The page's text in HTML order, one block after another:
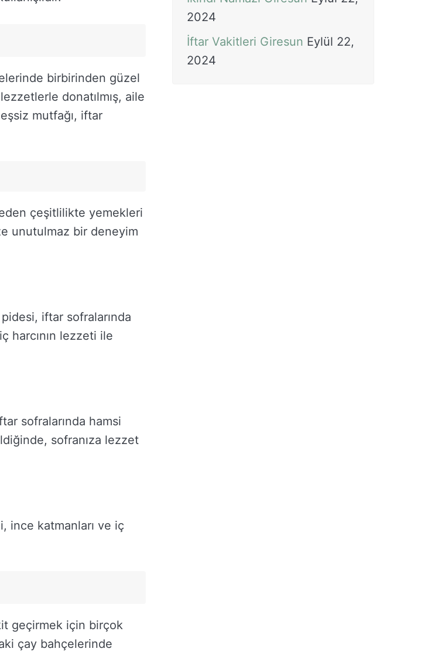
birbirinden güzel
donatılmış, aile
mutfağı, iftar
çeşitlilikte yemekleri
unutulmaz bir deneyim
iftar sofralarında
harcının lezzeti ile
sofralarında hamsi
sofranıza lezzet
ince katmanları ve iç
geçirmek için birçok
çay bahçelerinde
2024
İftar Vakitleri Giresun Eylül 22,
2024